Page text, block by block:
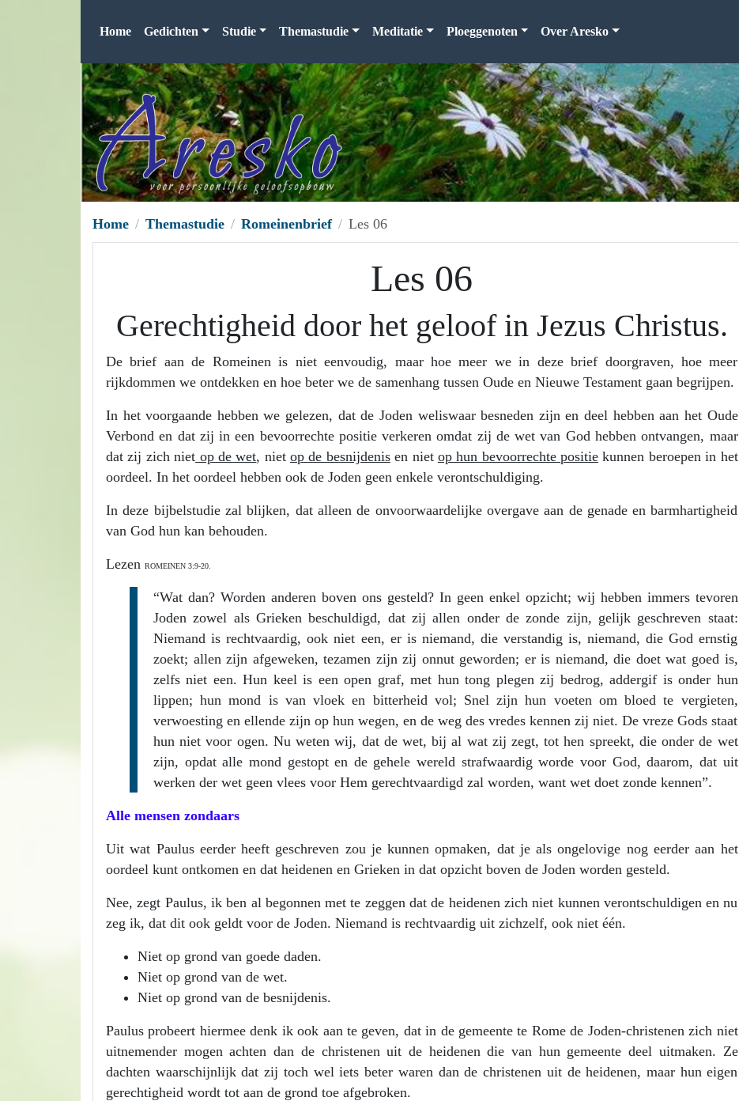
Home Gedichten Studie Themastudie Meditatie Ploeggenoten Over Aresko
Home Themastudie Romeinenbrief Les 06
Les 06
Gerechtigheid door het geloof in Jezus Christus.
De brief aan de Romeinen is niet eenvoudig, maar hoe meer we in deze brief doorgraven, hoe meer
rijkdommen we ontdekken en hoe beter we de samenhang tussen Oude en Nieuwe Testament gaan begrijpen.
In het voorgaande hebben we gelezen, dat de Joden weliswaar besneden zijn en deel hebben aan het Oude
Verbond en dat zij in een bevoorrechte positie verkeren omdat zij de wet van God hebben ontvangen, maar
dat zij zich niet op de wet, niet op de besnijdenisen niet op hun bevoorrechte positie kunnen beroepen in het
oordeel. In het oordeel hebben ook de Joden geen enkele verontschuldiging.
In deze bijbelstudie zal blijken, dat alleen de onvoorwaardelijke overgave aan de genade en barmhartigheid
van God hun kan behouden.
Lezen ROMEINEN 3:9-20.
“Wat dan? Worden anderen boven ons gesteld? In geen enkel opzicht; wij hebben immers tevoren
Joden zowel als Grieken beschuldigd, dat zij allen onder de zonde zijn, gelijk geschreven staat:
Niemand is rechtvaardig, ook niet een, er is niemand, die verstandig is, niemand, die God ernstig
zoekt; allen zijn afgeweken, tezamen zijn zij onnut geworden; er is niemand, die doet wat goed is,
zelfs niet een. Hun keel is een open graf, met hun tong plegen zij bedrog, addergif is onder hun
lippen; hun mond is van vloek en bitterheid vol; Snel zijn hun voeten om bloed te vergieten,
verwoesting en ellende zijn op hun wegen, en de weg des vredes kennen zij niet. De vreze Gods staat
hun niet voor ogen. Nu weten wij, dat de wet, bij al wat zij zegt, tot hen spreekt, die onder de wet
zijn, opdat alle mond gestopt en de gehele wereld strafwaardig worde voor God, daarom, dat uit
werken der wet geen vlees voor Hem gerechtvaardigd zal worden, want wet doet zonde kennen”.
Alle mensen zondaars
Uit wat Paulus eerder heeft geschreven zou je kunnen opmaken, dat je als ongelovige nog eerder aan het
oordeel kunt ontkomen en dat heidenen en Grieken in dat opzicht boven de Joden worden gesteld.
Nee, zegt Paulus, ik ben al begonnen met te zeggen dat de heidenen zich niet kunnen verontschuldigen en nu
zeg ik, dat dit ook geldt voor de Joden. Niemand is rechtvaardig uit zichzelf, ook niet één.
Niet op grond van goede daden.
Niet op grond van de wet.
Niet op grond van de besnijdenis.
Paulus probeert hiermee denk ik ook aan te geven, dat in de gemeente te Rome de Joden-christenen zich niet
uitnemender mogen achten dan de christenen uit de heidenen die van hun gemeente deel uitmaken. Ze
dachten waarschijnlijk dat zij toch wel iets beter waren dan de christenen uit de heidenen, maar hun eigen
gerechtigheid wordt tot aan de grond toe afgebroken.